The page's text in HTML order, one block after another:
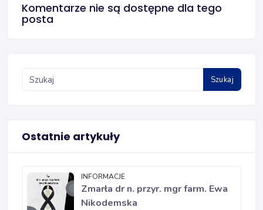
Komentarze nie są dostępne dla tego
posta
Szukaj
Ostatnie artykuły
INFORMACJE
Zmarła dr n. przyr. mgr farm. Ewa
Nikodemska